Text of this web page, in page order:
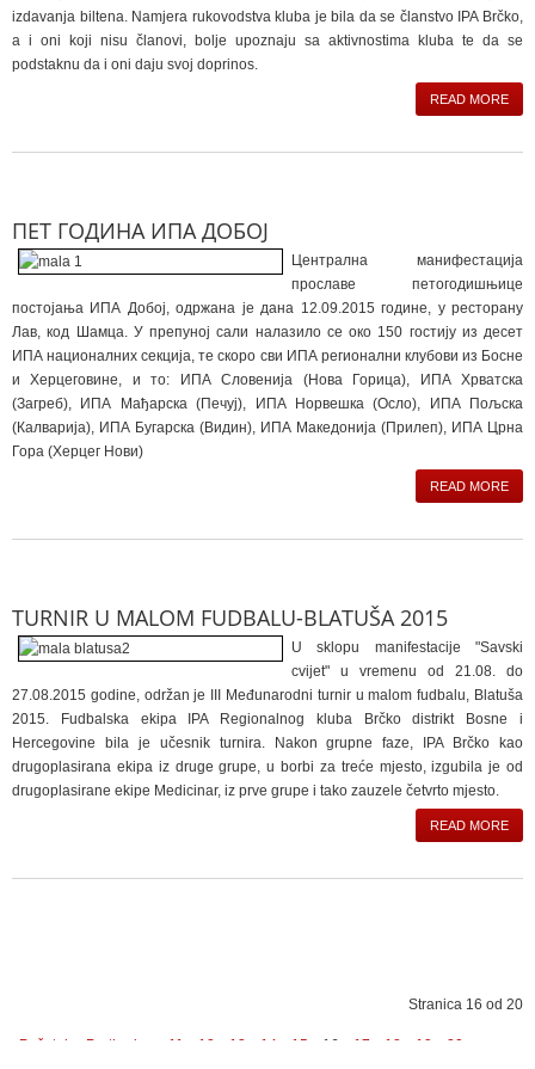
izdavanja biltena. Namjera rukovodstva kluba je bila da se članstvo IPA Brčko,
a i oni koji nisu članovi, bolje upoznaju sa aktivnostima kluba te da se
podstaknu da i oni daju svoj doprinos.
READ MORE
ПЕТ ГОДИНА ИПА ДОБОЈ
Централна манифестација
прославе петогодишњице
постојања ИПА Добој, одржана је дана 12.09.2015 године, у ресторану
Лав, код Шамца. У препуној сали налазило се око 150 гостију из десет
ИПА националних секција, те скоро сви ИПА регионални клубови из Босне
и Херцеговине, и то: ИПА Словенија (Нова Горица), ИПА Хрватска
(Загреб), ИПА Мађарска (Печуј), ИПА Норвешка (Осло), ИПА Пољска
(Калварија), ИПА Бугарска (Видин), ИПА Македонија (Прилеп), ИПА Црна
Гора (Херцег Нови)
READ MORE
TURNIR U MALOM FUDBALU-BLATUŠA 2015
U sklopu manifestacije "Savski
cvijet" u vremenu od 21.08. do
27.08.2015 godine, održan je III Međunarodni turnir u malom fudbalu, Blatuša
2015. Fudbalska ekipa IPA Regionalnog kluba Brčko distrikt Bosne i
Hercegovine bila je učesnik turnira. Nakon grupne faze, IPA Brčko kao
drugoplasirana ekipa iz druge grupe, u borbi za treće mjesto, izgubila je od
drugoplasirane ekipe Medicinar, iz prve grupe i tako zauzele četvrto mjesto.
READ MORE
Stranica 16 od 20
Početak Prethodna 11 12 13 14 15 16 17 18 19 20